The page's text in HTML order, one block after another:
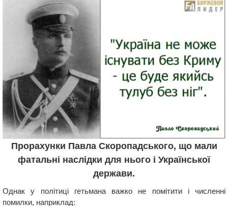
Прорахунки Павла Скоропадського, що мали
фатальні наслідки для нього і Української
держави.
Однак у політиці гетьмана важко не помітити і численні
помилки, наприклад: